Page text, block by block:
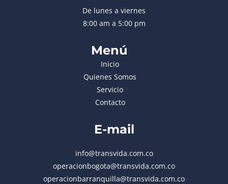
De lunes a viernes
8:00 am a 5:00 pm
Menú
Inicio
Quienes Somos
Servicio
Contacto
E-mail
info@transvida.com.co
operacionbogota@transvida.com.co
operacionbarranquilla@transvida.com.co